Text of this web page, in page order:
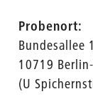
Probenort:
Bundesallee
10719
(U